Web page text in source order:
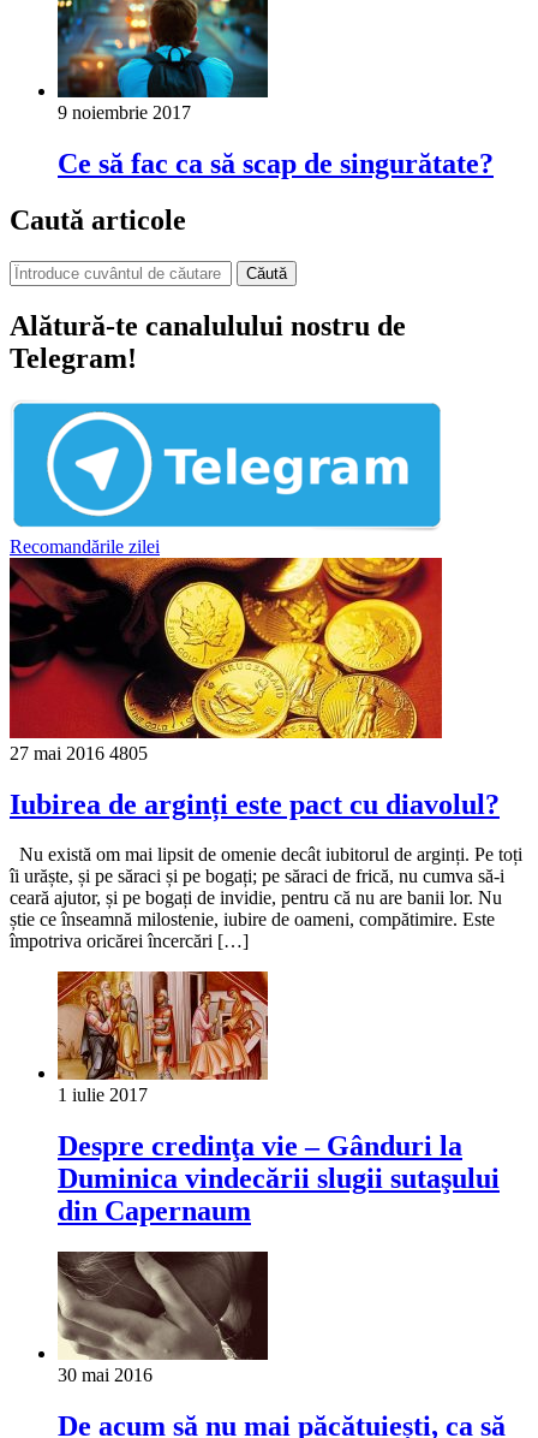
9 noiembrie 2017
Ce să fac ca să scap de singurătate?
Caută articole
Căută
Alătură-te canalulului nostru de
Telegram!
Recomandările zilei
27 mai 2016 4805
Iubirea de arginți este pact cu diavolul?
Nu există om mai lipsit de omenie decât iubitorul de arginți. Pe toți
îi urăște, și pe săraci și pe bogați; pe săraci de frică, nu cumva să-i
ceară ajutor, și pe bogați de invidie, pentru că nu are banii lor. Nu
știe ce înseamnă milostenie, iubire de oameni, compătimire. Este
împotriva oricărei încercări […]
1 iulie 2017
Despre credinţa vie – Gânduri la
Duminica vindecării slugii sutaşului
din Capernaum
30 mai 2016
De acum să nu mai păcătuiești, ca să